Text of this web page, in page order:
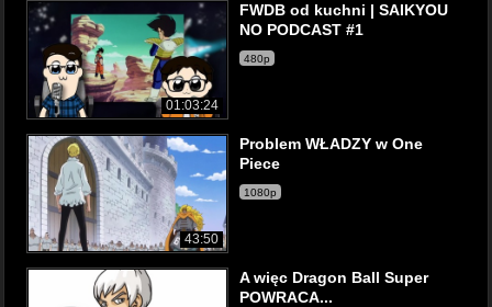
01:03:24
FWDB od kuchni | SAIKYOU
NO PODCAST #1
480p
43:50
Problem WŁADZY w One
Piece
1080p
A więc Dragon Ball Super
POWRACA...